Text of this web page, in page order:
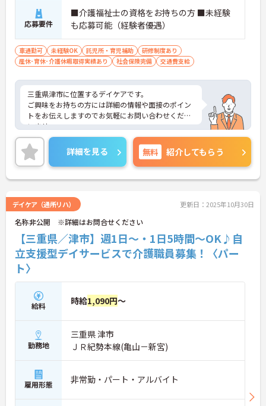
応募要件
■介護福祉士の資格をお持ちの方 ■未経験
も応募可能（経験者優遇）
車通勤可 未経験OK 託児所・育児補助
研修制度あり
産休･育休･介護休暇取得実績あり
社会保険完備 交通費支給
三重県津市に位置するデイケアです。
ご興味をお持ちの方には詳細の情報や面接のポイン
トをお伝えしますのでお気軽にお問い合わせくださ
いませ。
詳細を見る 無料 紹介してもらう
デイケア（通所リハ） 更新日：2025年10月30日
名称非公開 ※詳細はお問合せください
【三重県／津市】週1日～・1日5時間～OK♪自
立支援型デイサービスで介護職員募集！〈パー
ト〉
給料 時給1,090円～
勤務地
三重県 津市
ＪＲ紀勢本線(亀山－新宮)
雇用形態 非常勤・パート・アルバイト